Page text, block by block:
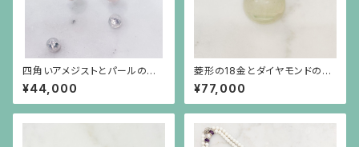
四角いアメジストとパールのシ
ルバー枠のピアス(シルバーポス
ト）
¥44,000
菱形の18金とダイヤモンドの華
奢なリング（小）
¥77,000